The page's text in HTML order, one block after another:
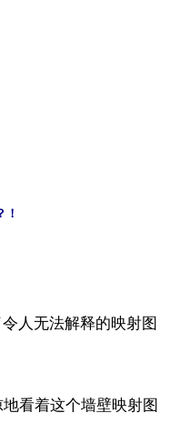
人无法解释的映射图
看着这个墙壁映射图